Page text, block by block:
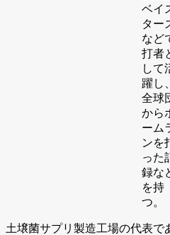
ベイ
ター
など
打者
して
躍し、
全球
から
ーム
ンを
った
録な
を持
つ。
土壌菌サプリ製造工場の代表